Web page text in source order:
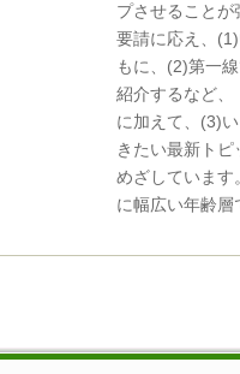
プさせること
要請に応え、
もに、(2)第一
紹介するなど、
に加えて、(3)
きたい最新ト
めざしています
に幅広い年齢層